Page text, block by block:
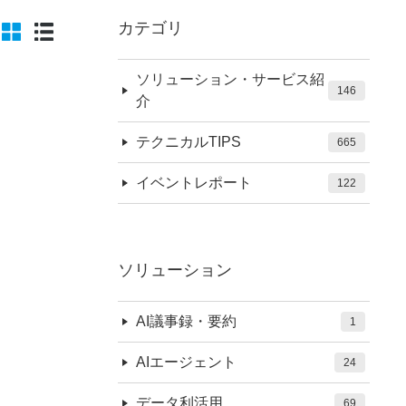
カテゴリ
ソリューション・サービス紹
介
146
テクニカルTIPS 665
イベントレポート 122
ソリューション
AI議事録・要約 1
AIエージェント 24